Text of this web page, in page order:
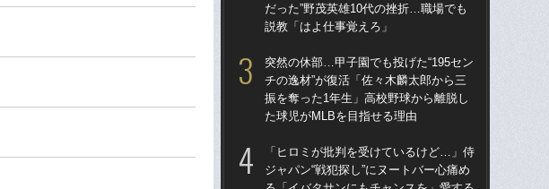
だった”野茂英雄10代の挫折…職場でも
説教「はよ仕事覚えろ」
突然の休部…甲子園でも投げた“195セン
チの逸材”が復活「佐々木麟太郎から三
振を奪った1年生」高校野球から離脱し
た球児がMLBを目指せる理由
「ヒロミが批判を受けているけど…」侍
ジャパン“戦犯探し”にヌートバー心痛め